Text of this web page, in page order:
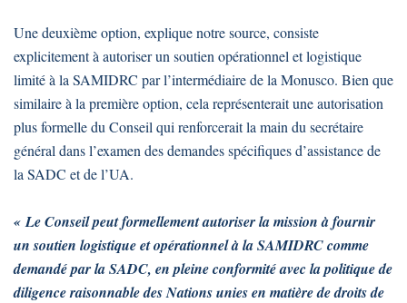
Une deuxième option, explique notre source, consiste
explicitement à autoriser un soutien opérationnel et logistique
limité à la SAMIDRC par l’intermédiaire de la Monusco. Bien que
similaire à la première option, cela représenterait une autorisation
plus formelle du Conseil qui renforcerait la main du secrétaire
général dans l’examen des demandes spécifiques d’assistance de
la SADC et de l’UA.
« Le Conseil peut formellement autoriser la mission à fournir
un soutien logistique et opérationnel à la SAMIDRC comme
demandé par la SADC, en pleine conformité avec la politique de
diligence raisonnable des Nations unies en matière de droits de